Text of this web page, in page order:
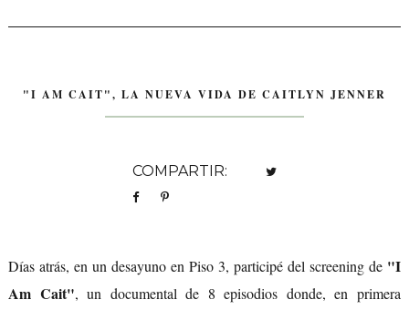
"I AM CAIT", LA NUEVA VIDA DE CAITLYN JENNER
COMPARTIR:
Días atrás, en un desayuno en Piso 3, participé del screening de "I
Am Cait", un documental de 8 episodios donde, en primera